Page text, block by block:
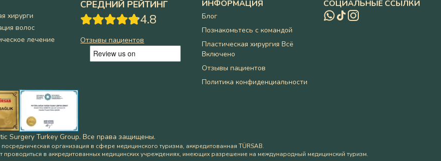
хирурги
волос
лечение
СРЕДНИЙ РЕЙТИНГ
4.8
Отзывы пациентов
ИНФОРМАЦИЯ
Блог
Познакомьтесь с командой
Пластическая хирургия Всё
Включено
Отзывы пациентов
Политика конфиденциальности
СОЦИАЛЬНЫЕ ССЫЛКИ
Surgery Turkey Group. Все права защищены.
посредническая организация в сфере медицинского туризма, аккредитованная TÜRSAB.
проводиться в аккредитованных медицинских учреждениях, имеющих разрешение на международный медицинский туризм.